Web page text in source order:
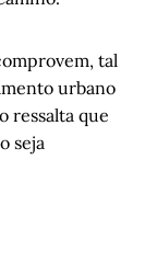
tal
urbano
ressalta que
seja